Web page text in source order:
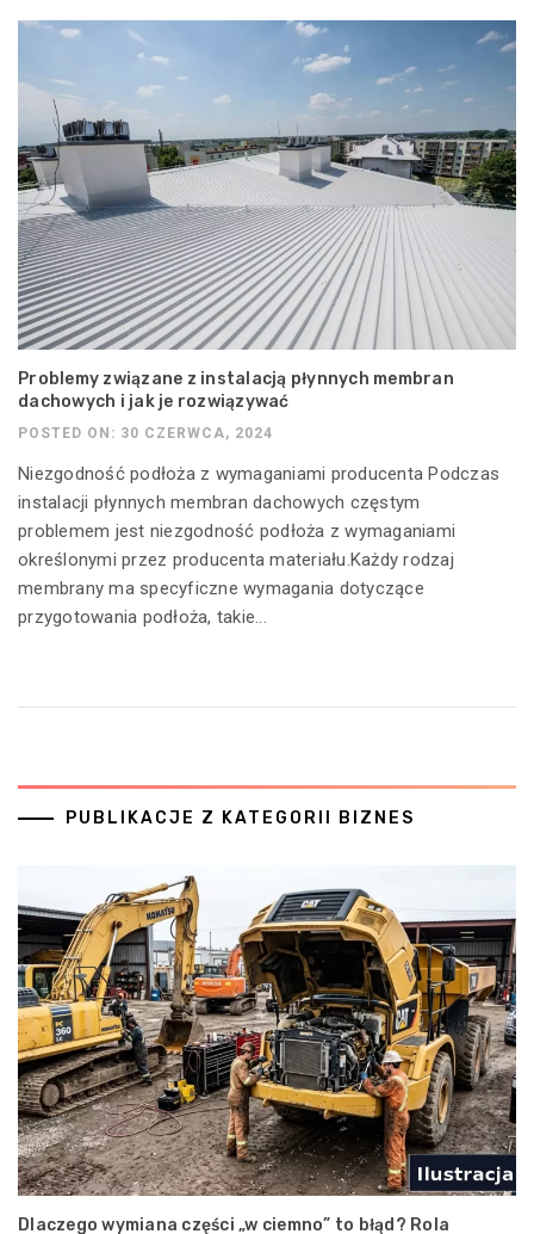
Problemy związane z instalacją płynnych membran
dachowych i jak je rozwiązywać
POSTED ON: 30 CZERWCA, 2024
Niezgodność podłoża z wymaganiami producenta Podczas
instalacji płynnych membran dachowych częstym
problemem jest niezgodność podłoża z wymaganiami
określonymi przez producenta materiału.Każdy rodzaj
membrany ma specyficzne wymagania dotyczące
przygotowania podłoża, takie...
PUBLIKACJE Z KATEGORII BIZNES
Dlaczego wymiana części „w ciemno” to błąd? Rola